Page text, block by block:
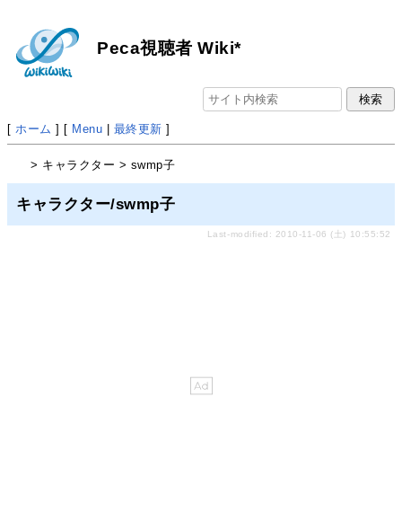
Peca視聴者 Wiki*
[ ホーム ] [ Menu | 最終更新 ]
> キャラクター > swmp子
キャラクター/swmp子
Last-modified: 2010-11-06 (土) 10:55:52